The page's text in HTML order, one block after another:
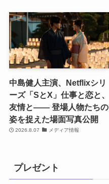
中島健人主演、Netflixシリ
ーズ「SとX」仕事と恋と、
友情と―― 登場人物たちの
姿を捉えた場面写真公開
2026.8.07 メディア情報
プレゼント